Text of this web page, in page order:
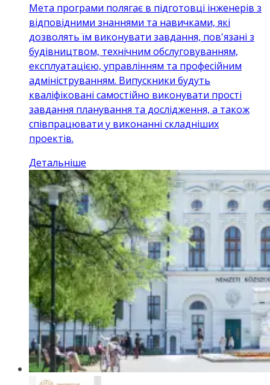
Мета програми полягає в підготовці інженерів з
відповідними знаннями та навичками, які
дозволять їм виконувати завдання, пов'язані з
будівництвом, технічним обслуговуванням,
експлуатацією, управлінням та професійним
адмініструванням. Випускники будуть
кваліфіковані самостійно виконувати прості
завдання планування та дослідження, а також
співпрацювати у виконанні складніших
проектів.
Детальніше